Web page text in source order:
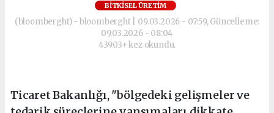
BITKISEL ÜRETIM
(bloomberght) - bloomberght | 09.03.2026 - 07:59, Güncelleme:
09.03.2026 - 08:04
43903+ kez okundu.
Ticaret Bakanlığı, "bölgedeki gelişmeler ve